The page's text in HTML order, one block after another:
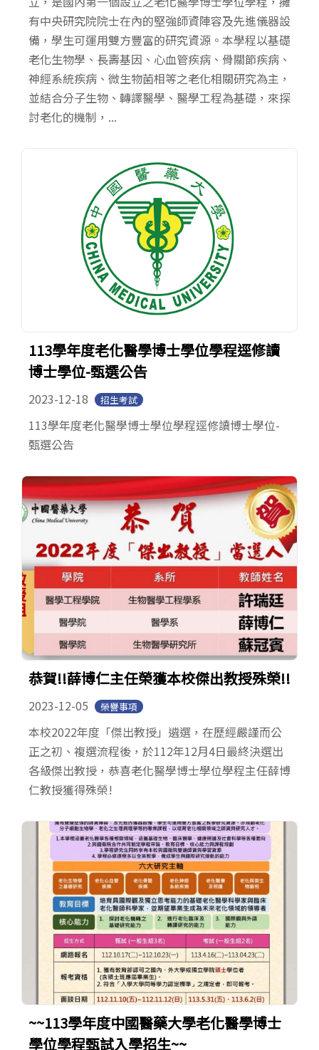
有中央研究院院士在內的堅強師資陣容及先進儀器設
備，學生可運用雙方豐富的研究資源。本學程以基礎
老化生物學、長壽基因、心血管疾病、骨關節疾病、
神經系統疾病、微生物菌相等之老化相關研究為主，
並結合分子生物、轉譯醫學、醫學工程為基礎，來探
討老化的機制，...
113學年度老化醫學博士學位學程逕修讀
博士學位-甄選公告
2023-12-18 招生考試
113學年度老化醫學博士學位學程逕修讀博士學位-
甄選公告
恭賀!!薛博仁主任榮獲本校傑出教授殊榮!!
2023-12-05 榮譽事項
本校2022年度「傑出教授」遴選，在歷經嚴謹而公
正之初、複選流程後，於112年12月4日最終決選出
各級傑出教授，恭喜老化醫學博士學位學程主任薛博
仁教授獲得殊榮!
~~113學年度中國醫藥大學老化醫學博士
學位學程甄試入學招生~~